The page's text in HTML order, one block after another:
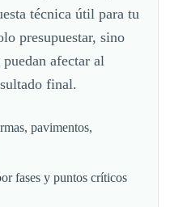
técnica útil para tu
presupuestar, sino
afectar al
final.
pavimentos,
fases y puntos críticos